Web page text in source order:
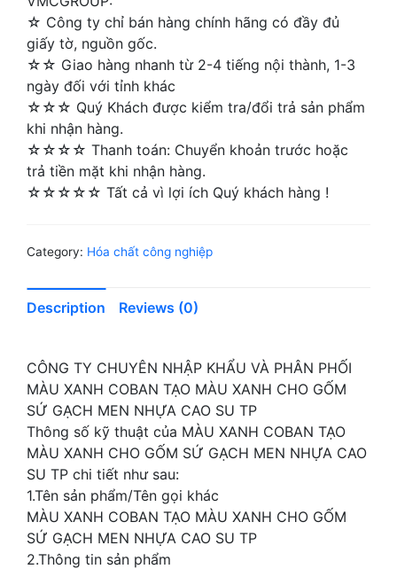
☆ Công ty chỉ bán hàng chính hãng có đầy đủ
giấy tờ, nguồn gốc.
☆☆ Giao hàng nhanh từ 2-4 tiếng nội thành, 1-3
ngày đối với tỉnh khác
☆☆☆ Quý Khách được kiểm tra/đổi trả sản phẩm
khi nhận hàng.
☆☆☆☆ Thanh toán: Chuyển khoản trước hoặc
trả tiền mặt khi nhận hàng.
☆☆☆☆☆ Tất cả vì lợi ích Quý khách hàng !
Category: Hóa chất công nghiệp
Description Reviews (0)
CÔNG TY CHUYÊN NHẬP KHẨU VÀ PHÂN PHỐI
MÀU XANH COBAN TẠO MÀU XANH CHO GỐM
SỨ GẠCH MEN NHỰA CAO SU TP
Thông số kỹ thuật của MÀU XANH COBAN TẠO
MÀU XANH CHO GỐM SỨ GẠCH MEN NHỰA CAO
SU TP chi tiết như sau:
1.Tên sản phẩm/Tên gọi khác
MÀU XANH COBAN TẠO MÀU XANH CHO GỐM
SỨ GẠCH MEN NHỰA CAO SU TP
2.Thông tin sản phẩm